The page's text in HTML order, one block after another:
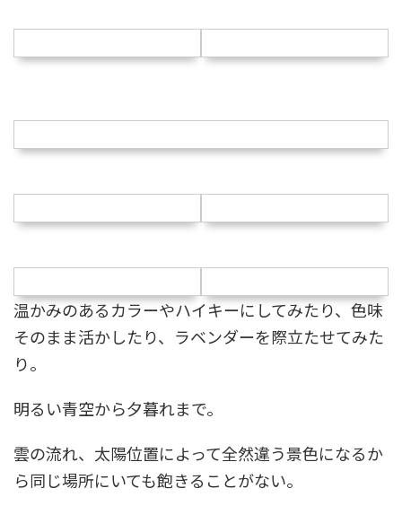
温かみのあるカラーやハイキーにしてみたり、色味
そのまま活かしたり、ラベンダーを際立たせてみた
り。
明るい青空から夕暮れまで。
雲の流れ、太陽位置によって全然違う景色になるか
ら同じ場所にいても飽きることがない。